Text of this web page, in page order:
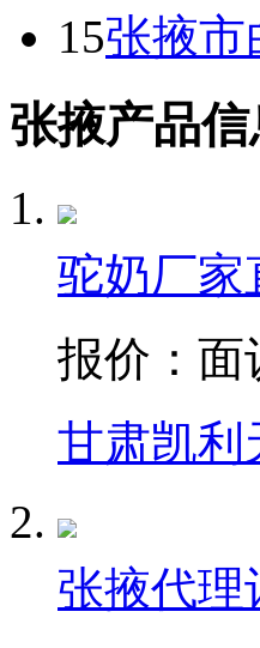
15张掖市
张掖产品
驼奶厂家
报价： 面
甘肃凯利
张掖代理